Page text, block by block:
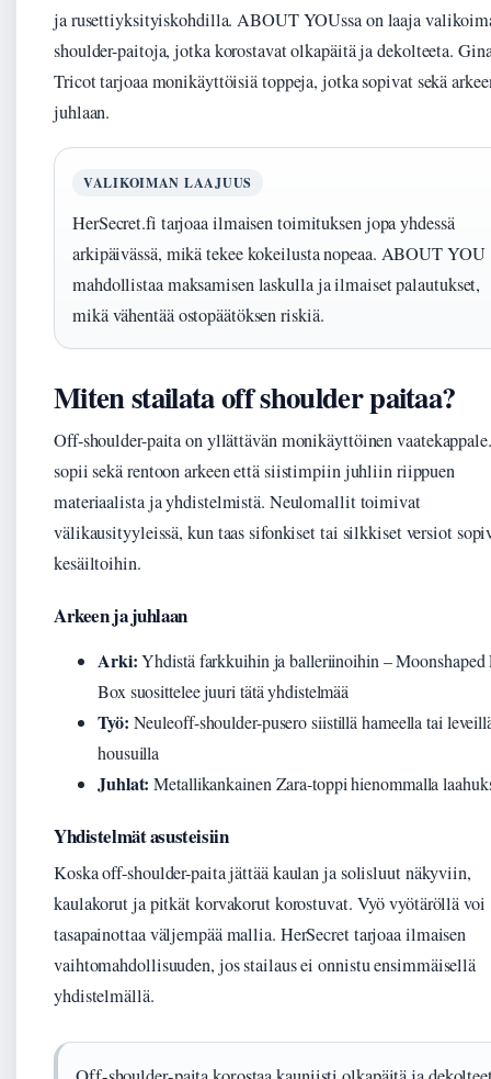
ja rusettiyksityiskohdilla. ABOUT YOUssa on laaja
shoulder-paitoja, jotka korostavat olkapäitä ja dekolteeta.
Tricot tarjoaa monikäyttöisiä toppeja, jotka sopivat sekä
juhlaan.
VALIKOIMAN LAAJUUS
HerSecret.fi tarjoaa ilmaisen toimituksen jopa yhdessä
arkipäivässä, mikä tekee kokeilusta nopeaa. ABOUT YOU
mahdollistaa maksamisen laskulla ja ilmaiset palautukset,
mikä vähentää ostopäätöksen riskiä.
Miten stailata off shoulder paitaa?
Off-shoulder-paita on yllättävän monikäyttöinen
sopii sekä rentoon arkeen että siistimpiin juhliin riippuen
materiaalista ja yhdistelmistä. Neulomallit toimivat
välikausityyleissä, kun taas sifonkiset tai silkkiset versiot
kesäiltoihin.
Arkeen ja juhlaan
Arki:Yhdistä farkkuihin ja balleriinoihin –
Box suosittelee juuri tätä yhdistelmää
Työ: Neuleoff-shoulder-pusero siistillä hameella tai
housuilla
Juhlat: Metallikankainen Zara-toppi hienommalla
Yhdistelmät asusteisiin
Koska off-shoulder-paita jättää kaulan ja solisluut näkyviin,
kaulakorut ja pitkät korvakorut korostuvat. Vyö vyötäröllä voi
tasapainottaa väljempää mallia. HerSecret tarjoaa ilmaisen
vaihtomahdollisuuden, jos stailaus ei onnistu ensimmäisellä
yhdistelmällä.